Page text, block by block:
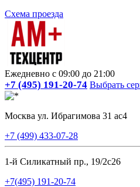
Схема проезда
Ежедневно с 09:00 до 21:00
+7 (495) 191-20-74 Выбрать
Москва ул. Ибрагимова 31 ас4
+7 (499) 433-07-28
1-й Силикатный пр., 19/2с26
+7(495) 191-20-74